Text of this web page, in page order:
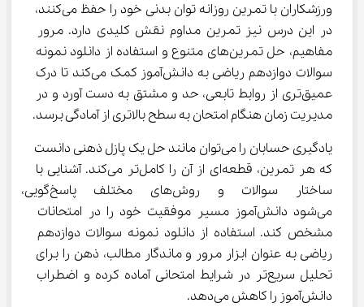
ورزشکاران با تمرین روزانه توان بدنی خود را حفظ می‌کنند،
در این درس نیز تمرین مداوم نقش کلیدی دارد. مرور
مفاهیم، حل تمرین‌های متنوع و استفاده از دانلود نمونه
سوالات دوازدهم ریاضی به دانش‌آموز کمک می‌کند تا درک
عمیق‌تری از روابط تابعی، حد و مشتق به دست آورد و در
مدیریت زمان هنگام امتحان به سطح بالاتری از آمادگی برسد.
یادگیری حسابان را می‌توان مانند حل یک پازل ذهنی دانست
که هر تمرین، قطعه‌ای از آن را کامل‌تر می‌کند. آشنایی با
ساختار سوالات و روش‌های
می‌شود دانش‌آموز مسیر موفقیت خود را در امتحانات
مشخص کند. استفاده از دانلود نمونه سوالات دوازدهم
ریاضی به عنوان ابزار مرور و ماندگار مطالب، ذهن را برای
تحلیل سریع‌تر در شرایط امتحانی آماده کرده و اضطراب
دانش‌آموز را کاهش می‌دهد.